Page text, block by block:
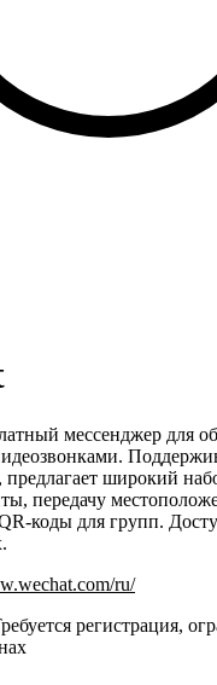
мессенджер для
предлагает широкий
передачу
коды для групп.
ru/
регистрация,